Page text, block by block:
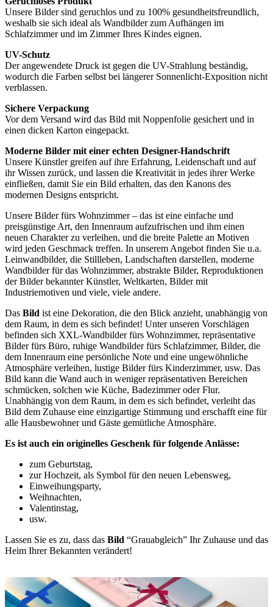
Unsere Bilder sind geruchlos und zu 100% gesundheitsfreundlich,
weshalb sie sich ideal als Wandbilder zum Aufhängen im
Schlafzimmer und im Zimmer Ihres Kindes eignen.
UV-Schutz
Der angewendete Druck ist gegen die UV-Strahlung beständig,
wodurch die Farben selbst bei längerer Sonnenlicht-Exposition nicht
verblassen.
Sichere Verpackung
Vor dem Versand wird das Bild mit Noppenfolie gesichert und in
einen dicken Karton eingepackt.
Moderne Bilder mit einer echten Designer-Handschrift
Unsere Künstler greifen auf ihre Erfahrung, Leidenschaft und auf
ihr Wissen zurück, und lassen die Kreativität in jedes ihrer Werke
einfließen, damit Sie ein Bild erhalten, das den Kanons des
modernen Designs entspricht.
Unsere Bilder fürs Wohnzimmer – das ist eine einfache und
preisgünstige Art, den Innenraum aufzufrischen und ihm einen
neuen Charakter zu verleihen, und die breite Palette an Motiven
wird jeden Geschmack treffen. In unserem Angebot finden Sie u.a.
Leinwandbilder, die Stillleben, Landschaften darstellen, moderne
Wandbilder für das Wohnzimmer, abstrakte Bilder, Reproduktionen
der Bilder bekannter Künstler, Weltkarten, Bilder mit
Industriemotiven und viele, viele andere.
Das Bild ist eine Dekoration, die den Blick anzieht, unabhängig von
dem Raum, in dem es sich befindet! Unter unseren Vorschlägen
befinden sich XXL-Wandbilder fürs Wohnzimmer, repräsentative
Bilder fürs Büro, ruhige Wandbilder fürs Schlafzimmer, Bilder, die
dem Innenraum eine persönliche Note und eine ungewöhnliche
Atmosphäre verleihen, lustige Bilder fürs Kinderzimmer, usw. Das
Bild kann die Wand auch in weniger repräsentativen Bereichen
schmücken, solchen wie Küche, Badezimmer oder Flur.
Unabhängig von dem Raum, in dem es sich befindet, verleiht das
Bild dem Zuhause eine einzigartige Stimmung und erschafft eine für
alle Hausbewohner und Gäste gemütliche Atmosphäre.
Es ist auch ein originelles Geschenk für folgende Anlässe:
zum Geburtstag,
zur Hochzeit, als Symbol für den neuen Lebensweg,
Einweihungsparty,
Weihnachten,
Valentinstag,
usw.
Lassen Sie es zu, dass das Bild “Grauabgleich” Ihr Zuhause und das
Heim Ihrer Bekannten verändert!